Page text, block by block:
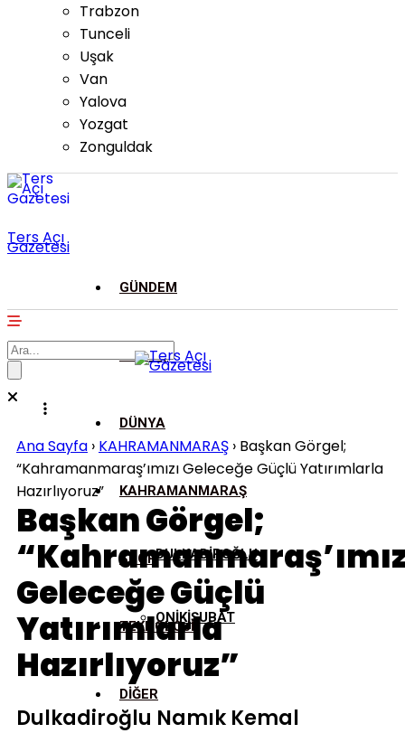
Trabzon
Tunceli
Uşak
Van
Yalova
Yozgat
Zonguldak
Ters Açı
Gazetesi
GÜNDEM
ASAYİŞ
DÜNYA
KAHRAMANMARAŞ
DULKADİROĞLU
ONİKİŞUBAT
SPOR
TEKNOLOJİ
DİĞER
Ana Sayfa › KAHRAMANMARAŞ › Başkan Görgel;
“Kahramanmaraş’ımızı Geleceğe Güçlü Yatırımlarla
Hazırlıyoruz”
Başkan Görgel;
Geleceğe Güçlü
Yatırımlarla
Hazırlıyoruz”
Dulkadiroğlu Namık Kemal